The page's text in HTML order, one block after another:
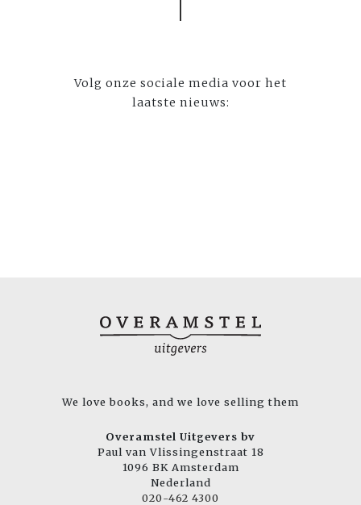
Volg onze sociale media voor het
laatste nieuws:
We love books, and we love selling them
Overamstel Uitgevers bv
Paul van Vlissingenstraat 18
1096 BK Amsterdam
Nederland
020-462 4300